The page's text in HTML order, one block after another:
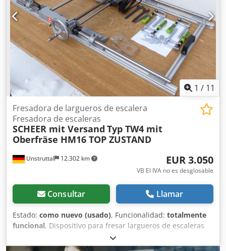
1 / 11
Unstruttal 12.302 km
Fresadora de largueros de escalera
Fresadora de escaleras
SCHEER mit Versand Typ TW4 mit
Oberfräse HM16 TOP ZUSTAND
EUR 3.050
VB El IVA no es desglosable
Consultar Llamar
Estado: como nuevo (usado), Funcionalidad: totalmente
funcional, Dispositivo para fresar largueros de escaleras
SCHEER TW 4 + fresadora vertical HM 16 Todo está en un
estado óptico y técnico muy bueno, casi como nuevo, ya